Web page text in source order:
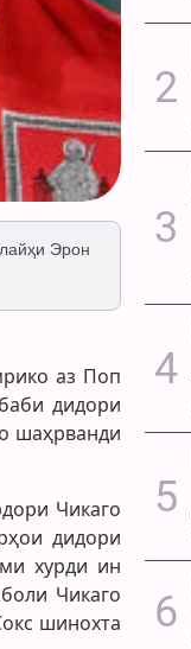
Эрон
аз Поп
дидори
шаҳрванди
Чикаго
дидори
хурди ин
Чикаго
шинохта